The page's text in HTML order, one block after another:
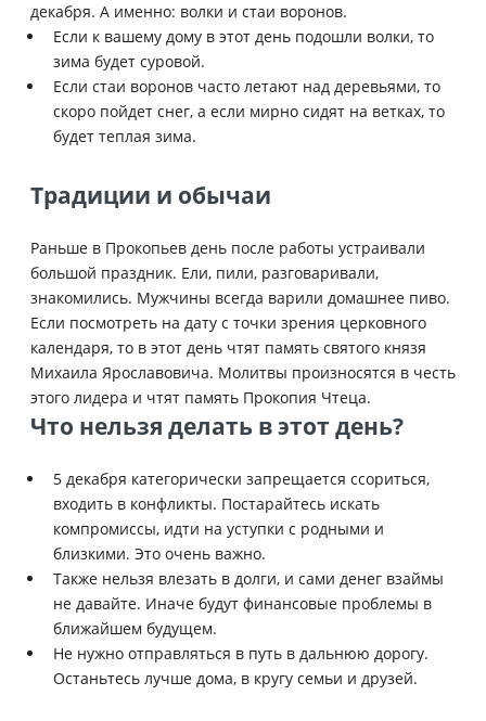
декабря. А именно: волки и стаи воронов.
Если к вашему дому в этот день подошли волки, то
зима будет суровой.
Если стаи воронов часто летают над деревьями, то
скоро пойдет снег, а если мирно сидят на ветках, то
будет теплая зима.
Традиции и обычаи
Раньше в Прокопьев день после работы устраивали
большой праздник. Ели, пили, разговаривали,
знакомились. Мужчины всегда варили домашнее пиво.
Если посмотреть на дату с точки зрения церковного
календаря, то в этот день чтят память святого князя
Михаила Ярославовича. Молитвы произносятся в честь
этого лидера и чтят память Прокопия Чтеца.
Что нельзя делать в этот день?
5 декабря категорически запрещается ссориться,
входить в конфликты. Постарайтесь искать
компромиссы, идти на уступки с родными и
близкими. Это очень важно.
Также нельзя влезать в долги, и сами денег взаймы
не давайте. Иначе будут финансовые проблемы в
ближайшем будущем.
Не нужно отправляться в путь в дальнюю дорогу.
Останьтесь лучше дома, в кругу семьи и друзей.